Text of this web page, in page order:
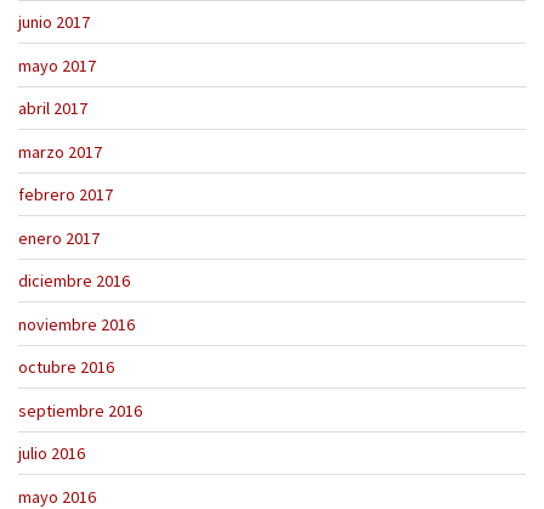
junio 2017
mayo 2017
abril 2017
marzo 2017
febrero 2017
enero 2017
diciembre 2016
noviembre 2016
octubre 2016
septiembre 2016
julio 2016
mayo 2016